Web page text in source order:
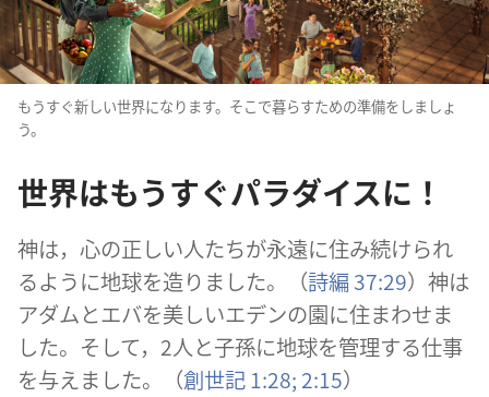
もうすぐ新しい世界になります。そこで暮らすための準備をしましょ
う。
世界はもうすぐパラダイスに！
神は，心の正しい人たちが永遠に住み続けられ
るように地球を造りました。（詩編 37:29）神は
アダムとエバを美しいエデンの園に住まわせま
した。そして，2人と子孫に地球を管理する仕事
を与えました。（創世記 1:28;2:15）